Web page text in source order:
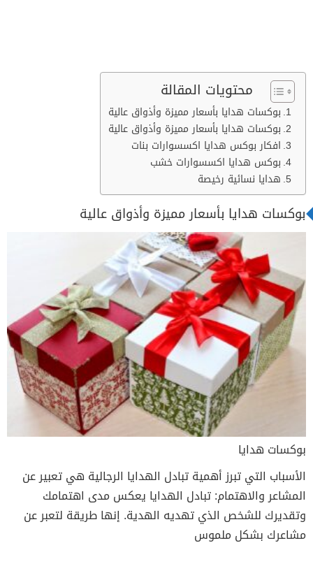
محتويات المقالة
بوكسات هدايا بأسعار مميزة وأذواق عالية
بوكسات هدايا بأسعار مميزة وأذواق عالية
افكار بوكس هدايا اكسسوارات بنات
بوكس هدايا اكسسوارات خشب
هدايا نسائية رخيصة
بوكسات هدايا بأسعار مميزة وأذواق عالية
بوكسات هدايا
الأسباب التي تبرز أهمية تبادل الهدايا الرجالية هي تعبير عن
المشاعر والاهتمام: تبادل الهدايا يعكس مدى اهتمامك
وتقديرك للشخص الذي تهديه الهدية. إنها طريقة لتعبر عن
مشاعرك بشكل ملموس